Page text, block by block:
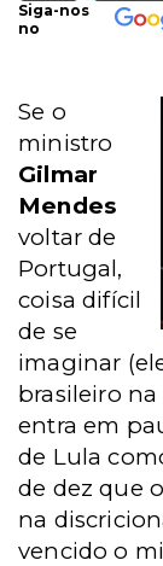
Siga-nos
no
Se o
ministro
Gilmar
Mendes
voltar de
Portugal,
coisa difícil
de se
imaginar
brasileiro
entra em
de Lula
de dez que
na
vencido o